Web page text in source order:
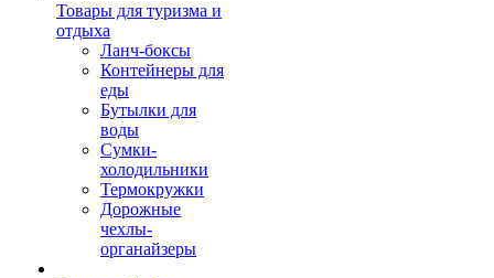
Товары для туризма и
отдыха
Ланч-боксы
Контейнеры для
еды
Бутылки для
воды
Сумки-
холодильники
Термокружки
Дорожные
чехлы-
органайзеры